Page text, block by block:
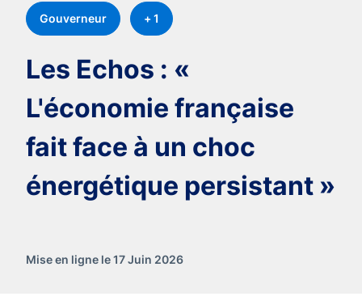
Gouverneur + 1
Les Echos : «
L'économie française
fait face à un choc
énergétique persistant »
Mise en ligne le 17 Juin 2026